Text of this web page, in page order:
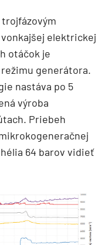
elektrickej
otáčok je
generátora.
nastáva po 5
výroba
Priebeh
64 barov vidieť